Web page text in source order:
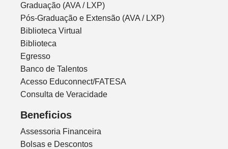
Graduação (AVA / LXP)
Pós-Graduação e Extensão (AVA / LXP)
Biblioteca Virtual
Biblioteca
Egresso
Banco de Talentos
Acesso Educonnect/FATESA
Consulta de Veracidade
Beneficios
Assessoria Financeira
Bolsas e Descontos